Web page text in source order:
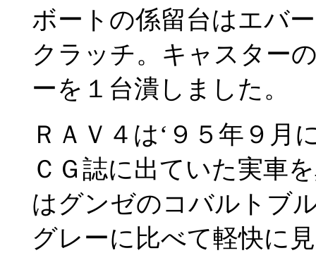
ボートの係留台はエバ
クラッチ。キャスター
ーを１台潰しました。
ＲＡＶ４は‘９５年９月
ＣＧ誌に出ていた実車
はグンゼのコバルトブ
グレーに比べて軽快に